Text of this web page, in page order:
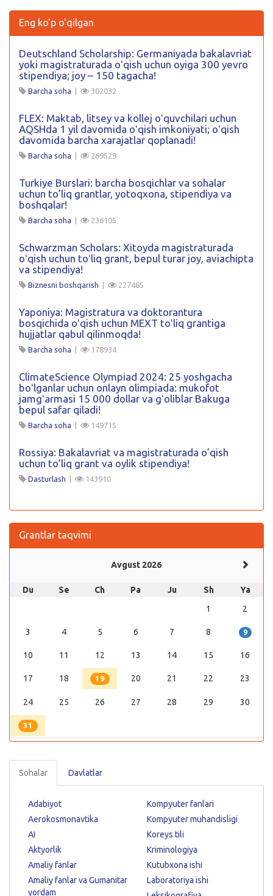
Eng ko'p o'qilgan
Deutschland Scholarship: Germaniyada bakalavriat
yoki magistraturada oʻqish uchun oyiga 300 yevro
stipendiya; joy – 150 tagacha!
Barcha soha | 302032
FLEX: Maktab, litsey va kollej oʻquvchilari uchun
AQSHda 1 yil davomida oʻqish imkoniyati; oʻqish
davomida barcha xarajatlar qoplanadi!
Barcha soha | 269529
Turkiye Burslari: barcha bosqichlar va sohalar
uchun to’liq grantlar, yotoqxona, stipendiya va
boshqalar!
Barcha soha | 236105
Schwarzman Scholars: Xitoyda magistraturada
oʻqish uchun toʻliq grant, bepul turar joy, aviachipta
va stipendiya!
Biznesni boshqarish | 227485
Yaponiya: Magistratura va doktorantura
bosqichida oʻqish uchun MEXT toʻliq grantiga
hujjatlar qabul qilinmoqda!
Barcha soha | 178934
ClimateScience Olympiad 2024: 25 yoshgacha
boʻlganlar uchun onlayn olimpiada: mukofot
jamgʻarmasi 15 000 dollar va gʻoliblar Bakuga
bepul safar qiladi!
Barcha soha | 149715
Rossiya: Bakalavriat va magistraturada o’qish
uchun to’liq grant va oylik stipendiya!
Dasturlash | 143910
Grantlar taqvimi
Avgust 2026
Du Se Ch Pa Ju Sh
Ya
1
2
3 4 5 6 7 8 9
10 11 12 13 14 15 16
17 18 19 20 21 22 23
24 25 26 27 28 29 30
31
Sohalar Davlatlar
Adabiyot
Aerokosmonavtika
AI
Aktyorlik
Amaliy fanlar
Amaliy fanlar va Gumanitar
yordam
Kompyuter fanlari
Kompyuter muhandisligi
Koreys tili
Kriminologiya
Kutubxona ishi
Laboratoriya ishi